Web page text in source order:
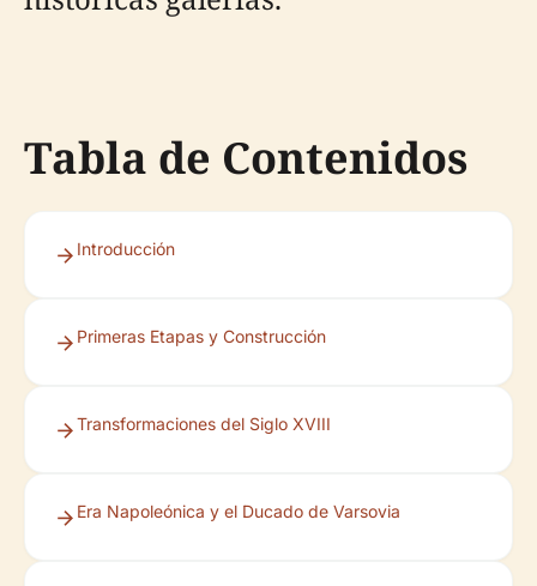
Tabla de Contenidos
Introducción
Primeras Etapas y Construcción
Transformaciones del Siglo XVIII
Era Napoleónica y el Ducado de Varsovia